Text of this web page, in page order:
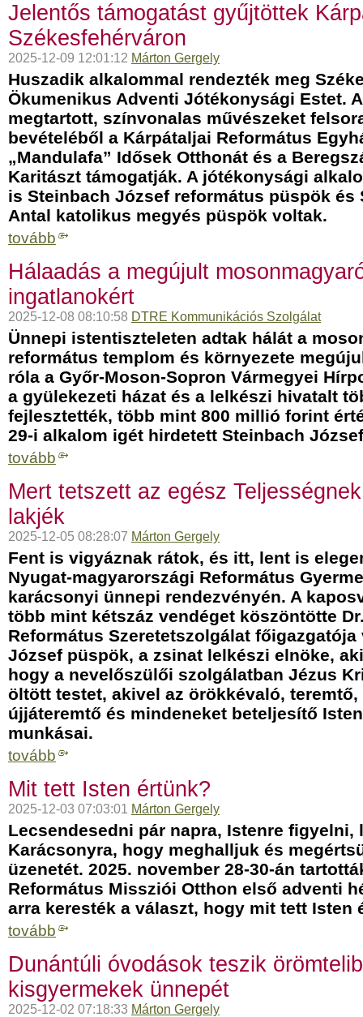
Jelentős támogatást gyűjtöttek
Székesfehérváron
2025-12-09 12:01:12 Márton Gergely
Huszadik alkalommal rendezték meg
Ökumenikus Adventi Jótékonysági Estet.
megtartott, színvonalas művészeket
bevételéből a Kárpátaljai Református
„Mandulafa” Idősek Otthonát és a
Karitászt támogatják. A jótékonysági
is Steinbach József református püspök és
Antal katolikus megyés püspök voltak.
tovább
Hálaadás a megújult
ingatlanokért
2025-12-08 08:10:58 DTRE Kommunikációs Szolgálat
Ünnepi istentiszteleten adtak hálát a
református templom és környezete
róla a Győr-Moson-Sopron Vármegyei
a gyülekezeti házat és a lelkészi hivatalt
fejlesztették, több mint 800 millió forint
29-i alkalom igét hirdetett Steinbach
tovább
Mert tetszett az egész
lakjék
2025-12-05 08:28:07 Márton Gergely
Fent is vigyáznak rátok, és itt, lent is
Nyugat-magyarországi Református
karácsonyi ünnepi rendezvényén. A
több mint kétszáz vendéget köszöntötte
Református Szeretetszolgálat
József püspök, a zsinat lelkészi elnöke,
hogy a nevelőszülői szolgálatban Jézus
öltött testet, akivel az örökkévaló, teremtő,
újjáteremtő és mindeneket beteljesítő
munkásai.
tovább
Mit tett Isten értünk?
2025-12-03 07:03:01 Márton Gergely
Lecsendesedni pár napra, Istenre
Karácsonyra, hogy meghalljuk és
üzenetét. 2025. november 28-30-án
Református Missziói Otthon első adventi
arra keresték a választ, hogy mit tett Isten
tovább
Dunántúli óvodások teszik
kisgyermekek ünnepét
2025-12-02 07:18:33 Márton Gergely